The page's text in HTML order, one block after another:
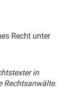
Recht unter
in
Rechtsanwälte.